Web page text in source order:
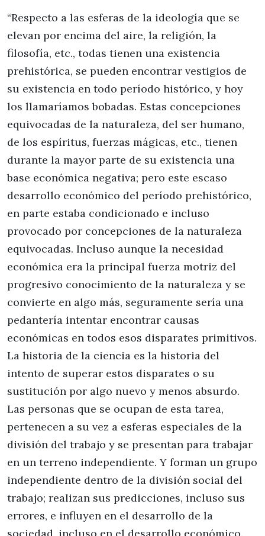
“Respecto a las esferas de la ideología que se
elevan por encima del aire, la religión, la
filosofía, etc., todas tienen una existencia
prehistórica, se pueden encontrar vestigios de
su existencia en todo período histórico, y hoy
los llamaríamos bobadas. Estas concepciones
equivocadas de la naturaleza, del ser humano,
de los espíritus, fuerzas mágicas, etc., tienen
durante la mayor parte de su existencia una
base económica negativa; pero este escaso
desarrollo económico del período prehistórico,
en parte estaba condicionado e incluso
provocado por concepciones de la naturaleza
equivocadas. Incluso aunque la necesidad
económica era la principal fuerza motriz del
progresivo conocimiento de la naturaleza y se
convierte en algo más, seguramente sería una
pedantería intentar encontrar causas
económicas en todos esos disparates primitivos.
La historia de la ciencia es la historia del
intento de superar estos disparates o su
sustitución por algo nuevo y menos absurdo.
Las personas que se ocupan de esta tarea,
pertenecen a su vez a esferas especiales de la
división del trabajo y se presentan para trabajar
en un terreno independiente. Y forman un grupo
independiente dentro de la división social del
trabajo; realizan sus predicciones, incluso sus
errores, e influyen en el desarrollo de la